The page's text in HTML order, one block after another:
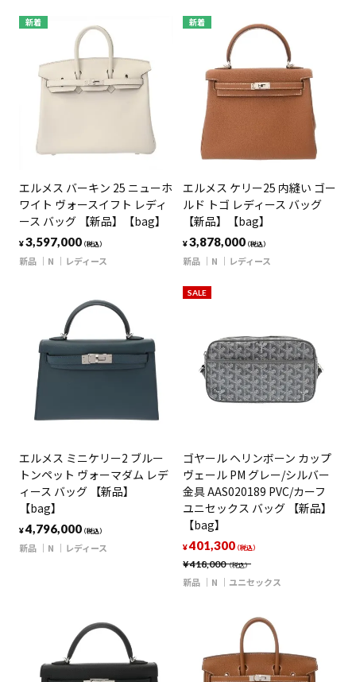
新着
エルメス バーキン 25 ニューホ
ワイト ヴォースイフト レディ
ース バッグ 【新品】【bag】
¥3,597,000（税込）
新品 N レディース
新着
エルメス ケリー25 内縫い ゴー
ルド トゴ レディース バッグ
【新品】【bag】
¥3,878,000（税込）
新品 N レディース
エルメス ミニケリー2 ブルー
トンペット ヴォーマダム レデ
ィース バッグ 【新品】
【bag】
¥4,796,000（税込）
新品 N レディース
SALE
ゴヤール ヘリンボーン カップ
ヴェール PM グレー/シルバー
金具 AAS020189 PVC/カーフ
ユニセックス バッグ 【新品】
【bag】
¥418,000（税込）
¥401,300（税込）
新品 N ユニセックス